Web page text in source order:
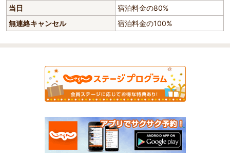
当日
宿泊料金の80%
無連絡キャンセル
宿泊料金の100%